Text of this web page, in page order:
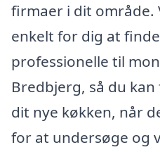
firmaer i dit område.
enkelt for dig at
professionelle til
Bredbjerg, så du
dit nye køkken, når
for at undersøge og